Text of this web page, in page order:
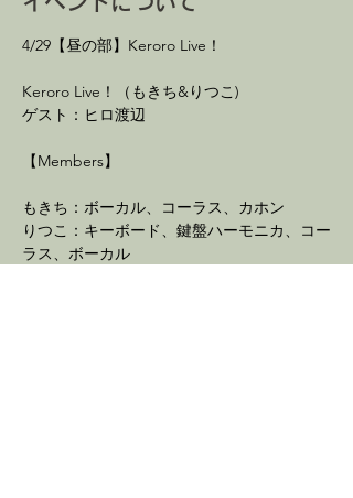
4/29【昼の部】Keroro Live！
Keroro Live！（もきち&りつこ)
ゲスト：ヒロ渡辺
【Members】
もきち：ボーカル、コーラス、カホン
りつこ：キーボード、鍵盤ハーモニカ、コー
ラス、ボーカル